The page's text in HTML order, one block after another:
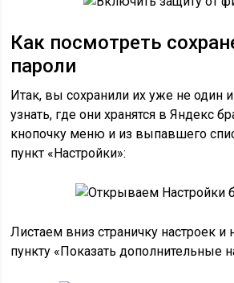
Как посмотреть
пароли
Итак, вы сохранили их уже не один
узнать, где они хранятся в Яндекс
кнопочку меню и из выпавшего
пункт «Настройки»:
Листаем вниз страничку настроек
пункту «Показать дополнительные